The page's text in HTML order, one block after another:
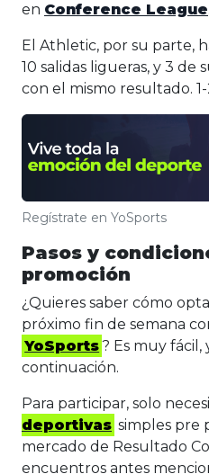
en Conference League
El Athletic, por su parte,
10 salidas ligueras, y 3 de
con el mismo resultado.
Regístrate en YoSports
Pasos y
promoción
¿Quieres saber cómo
próximo fin de semana
YoSports? Es muy fácil,
continuación.
Para participar, solo
deportivas simples pre
mercado de Resultado
encuentros antes